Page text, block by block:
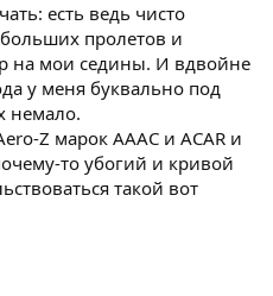
есть ведь чисто
пролетов и
на мои седины. И вдвойне
у меня буквально под
немало.
Z марок АААС и ACAR и
то убогий и кривой
такой вот